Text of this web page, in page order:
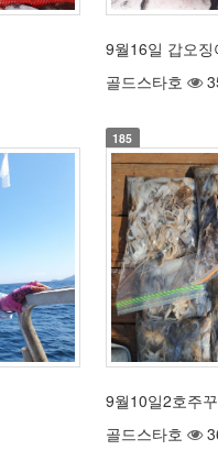
9월16일 갑오
골드스타호
185
9월10일2호주
골드스타호